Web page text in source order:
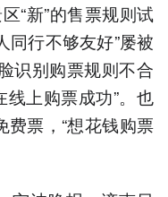
“新”的售票规则试
同行不够友好”屡被
识别购票规则不合
上购票成功”。也
票，“想花钱购票